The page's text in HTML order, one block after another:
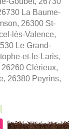
La Baume-
26300 St-
lès-Valence,
Le Grand-
et-le-Laris,
Clérieux,
26380 Peyrins,